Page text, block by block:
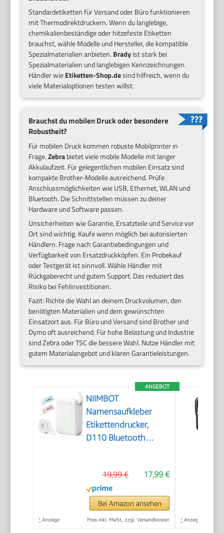
Standardetiketten für Versand oder Büro funktionieren
mit Thermodirektdruckern. Wenn du langlebige,
chemikalienbeständige oder hitzefeste Etiketten
brauchst, wähle Modelle und Hersteller, die kompatible
Spezialmaterialien anbieten. Bradyist stark bei
Spezialmaterialien und langlebigen Kennzeichnungen.
Händler wieEtiketten-Shop.desind hilfreich, wenn du
viele Materialoptionen testen willst.
Brauchst du mobilen Druck oder besondere
Robustheit?
Für mobilen Druck kommen robuste Mobilprinter in
Frage.Zebrabietet viele mobile Modelle mit langer
Akkulaufzeit. Für gelegentlichen mobilen Einsatz sind
kompakte Brother-Modelle ausreichend. Prüfe
Anschlussmöglichkeiten wie USB, Ethernet, WLAN und
Bluetooth. Die Schnittstellen müssen zu deiner
Hardware und Software passen.
Unsicherheiten wie Garantie, Ersatzteile und Service vor
Ort sind wichtig. Kaufe wenn möglich bei autorisierten
Händlern. Frage nach Garantiebedingungen und
Verfügbarkeit von Ersatzdruckköpfen. Ein Probekauf
oder Testgerät ist sinnvoll. Wähle Händler mit
Rückgaberecht und gutem Support. Das reduziert das
Risiko bei Fehlinvestitionen.
Fazit: Richte die Wahl an deinem Druckvolumen, den
benötigten Materialien und dem gewünschten
Einsatzort aus. Für Büro und Versand sind Brother und
Dymo oft ausreichend. Für hohe Belastung und Industrie
sind Zebra oder TSC die bessere Wahl. Nutze Händler mit
gutem Materialangebot und klaren Garantieleistungen.
ANGEBOT
NIIMBOT
Namensaufkleber
Etikettendrucker,
D110 Bluetooth
17,99 €
19,99 €
Bei Amazon ansehen
* Anzeige Preis inkl. MwSt., zzgl. Versandkosten * Anzeige